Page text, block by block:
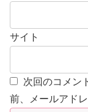
サイト
次回のコメン
前、メールアド